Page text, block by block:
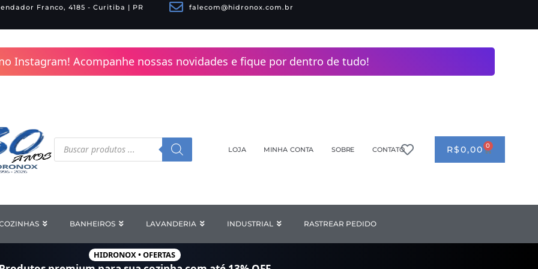
Franco, 4185 - Curitiba | PR falecom@hidronox.com.br
Instagram! Acompanhe nossas novidades e fique por dentro de tudo!
Pesquisar
produtos LOJA MINHA CONTA SOBRE CONTATO R$0,00 0 CART
Open COZINHAS
BANHEIROS Open BANHEIROS
LAVANDERIA Open LAVANDERIA
INDUSTRIAL Open INDUSTRIAL
RASTREAR PEDIDO
HIDRONOX • OFERTAS